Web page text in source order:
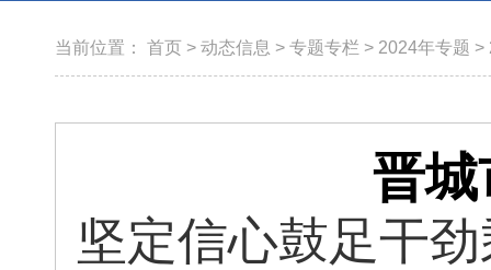
当前位置： 首页 > 动态信息 > 专题专栏 > 2024年专题 >
晋
坚定信心鼓足干